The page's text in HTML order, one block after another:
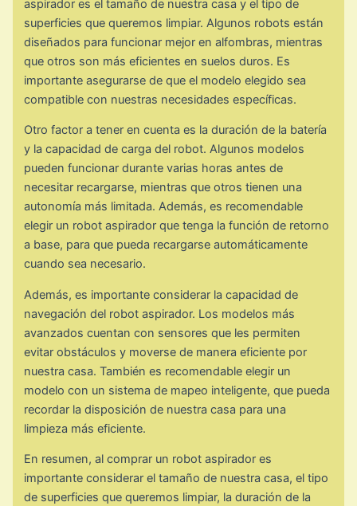
aspirador es el tamaño de nuestra casa y el tipo de
superficies que queremos limpiar. Algunos robots están
diseñados para funcionar mejor en alfombras, mientras
que otros son más eficientes en suelos duros. Es
importante asegurarse de que el modelo elegido sea
compatible con nuestras necesidades específicas.
Otro factor a tener en cuenta es la duración de la batería
y la capacidad de carga del robot. Algunos modelos
pueden funcionar durante varias horas antes de
necesitar recargarse, mientras que otros tienen una
autonomía más limitada. Además, es recomendable
elegir un robot aspirador que tenga la función de retorno
a base, para que pueda recargarse automáticamente
cuando sea necesario.
Además, es importante considerar la capacidad de
navegación del robot aspirador. Los modelos más
avanzados cuentan con sensores que les permiten
evitar obstáculos y moverse de manera eficiente por
nuestra casa. También es recomendable elegir un
modelo con un sistema de mapeo inteligente, que pueda
recordar la disposición de nuestra casa para una
limpieza más eficiente.
En resumen, al comprar un robot aspirador es
importante considerar el tamaño de nuestra casa, el tipo
de superficies que queremos limpiar, la duración de la